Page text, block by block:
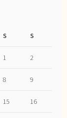
S S
1 2
8 9
15 16